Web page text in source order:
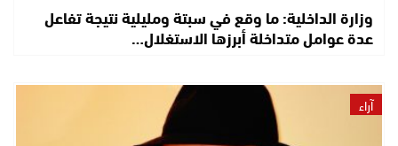
وزارة الداخلية: ما وقع في سبتة ومليلية نتيجة تفاعل
عدة عوامل متداخلة أبرزها الاستغلال…
آراء